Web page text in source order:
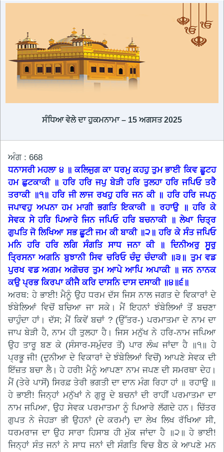
ਸੰਧਿਆ ਵੇਲੇ ਦਾ ਹੁਕਮਨਾਮਾ – 15 ਅਗਸਤ 2025
ਅੰਗ : 668
ਧਨਾਸਰੀ ਮਹਲਾ ੪ ॥ ਕਲਿਜੁਗ ਕਾ ਧਰਮੁ ਕਹਹੁ ਤੁਮ ਭਾਈ ਕਿਵ ਛੂਟਹ
ਹਮ ਛੁਟਕਾਕੀ ॥ ਹਰਿ ਹਰਿ ਜਪੁ ਬੇੜੀ ਹਰਿ ਤੁਲਹਾ ਹਰਿ ਜਪਿਓ ਤਰੈ
ਤਰਾਕੀ ॥੧॥ ਹਰਿ ਜੀ ਲਾਜ ਰਖਹੁ ਹਰਿ ਜਨ ਕੀ ॥ ਹਰਿ ਹਰਿ ਜਪਨੁ
ਜਪਾਵਹੁ ਅਪਨਾ ਹਮ ਮਾਗੀ ਭਗਤਿ ਇਕਾਕੀ ॥ ਰਹਾਉ ॥ ਹਰਿ ਕੇ
ਸੇਵਕ ਸੇ ਹਰਿ ਪਿਆਰੇ ਜਿਨ ਜਪਿਓ ਹਰਿ ਬਚਨਾਕੀ ॥ ਲੇਖਾ ਚਿਤ੍ਰ
ਗੁਪਤਿ ਜੋ ਲਿਖਿਆ ਸਭ ਛੂਟੀ ਜਮ ਕੀ ਬਾਕੀ ॥੨॥ ਹਰਿ ਕੇ ਸੰਤ ਜਪਿਓ
ਮਨਿ ਹਰਿ ਹਰਿ ਲਗਿ ਸੰਗਤਿ ਸਾਧ ਜਨਾ ਕੀ ॥ ਦਿਨੀਅਰੁ ਸੂਰੁ
ਤ੍ਰਿਸਨਾ ਅਗਨਿ ਬੁਝਾਨੀ ਸਿਵ ਚਰਿਓ ਚੰਦੁ ਚੰਦਾਕੀ ॥੩॥ ਤੁਮ ਵਡ
ਪੁਰਖ ਵਡ ਅਗਮ ਅਗੋਚਰ ਤੁਮ ਆਪੇ ਆਪਿ ਅਪਾਕੀ ॥ ਜਨ ਨਾਨਕ
ਕਉ ਪ੍ਰਭ ਕਿਰਪਾ ਕੀਜੈ ਕਰਿ ਦਾਸਨਿ ਦਾਸ ਦਸਾਕੀ ॥੪॥੬॥
ਅਰਥ: ਹੇ ਭਾਈ! ਮੈਨੂੰ ਉਹ ਧਰਮ ਦੱਸ ਜਿਸ ਨਾਲ ਜਗਤ ਦੇ ਵਿਕਾਰਾਂ ਦੇ
ਝੰਬੇਲਿਆਂ ਵਿਚੋਂ ਬਚਿਆ ਜਾ ਸਕੇ। ਮੈਂ ਇਹਨਾਂ ਝੰਬੇਲਿਆਂ ਤੋਂ ਬਚਣਾ
ਚਾਹੁੰਦਾ ਹਾਂ। ਦੱਸ; ਮੈਂ ਕਿਵੇਂ ਬਚਾਂ ? (ਉੱਤਰ-) ਪਰਮਾਤਮਾ ਦੇ ਨਾਮ ਦਾ
ਜਾਪ ਬੇੜੀ ਹੈ, ਨਾਮ ਹੀ ਤੁਲਹਾ ਹੈ। ਜਿਸ ਮਨੁੱਖ ਨੇ ਹਰਿ-ਨਾਮ ਜਪਿਆ
ਉਹ ਤਾਰੂ ਬਣ ਕੇ (ਸੰਸਾਰ-ਸਮੁੰਦਰ ਤੋਂ) ਪਾਰ ਲੰਘ ਜਾਂਦਾ ਹੈ ॥੧॥ ਹੇ
ਪ੍ਰਭੂ ਜੀ! (ਦੁਨੀਆ ਦੇ ਵਿਕਾਰਾਂ ਦੇ ਝੰਬੇਲਿਆਂ ਵਿਚੋਂ) ਆਪਣੇ ਸੇਵਕ ਦੀ
ਇੱਜ਼ਤ ਬਚਾ ਲੈ। ਹੇ ਹਰੀ! ਮੈਨੂੰ ਆਪਣਾ ਨਾਮ ਜਪਣ ਦੀ ਸਮਰਥਾ ਦੇਹ।
ਮੈਂ (ਤੇਰੇ ਪਾਸੋਂ) ਸਿਰਫ਼ ਤੇਰੀ ਭਗਤੀ ਦਾ ਦਾਨ ਮੰਗ ਰਿਹਾ ਹਾਂ ॥ ਰਹਾਉ ॥
ਹੇ ਭਾਈ! ਜਿਨ੍ਹਾਂ ਮਨੁੱਖਾਂ ਨੇ ਗੁਰੂ ਦੇ ਬਚਨਾਂ ਦੀ ਰਾਹੀਂ ਪਰਮਾਤਮਾ ਦਾ
ਨਾਮ ਜਪਿਆ, ਉਹ ਸੇਵਕ ਪਰਮਾਤਮਾ ਨੂੰ ਪਿਆਰੇ ਲੱਗਦੇ ਹਨ। ਚਿੱਤਰ
ਗੁਪਤ ਨੇ ਜੇਹੜਾ ਭੀ ਉਹਨਾਂ (ਦੇ ਕਰਮਾਂ) ਦਾ ਲੇਖ ਲਿਖ ਰੱਖਿਆ ਸੀ,
ਧਰਮਰਾਜ ਦਾ ਉਹ ਸਾਰਾ ਹਿਸਾਬ ਹੀ ਮੁੱਕ ਜਾਂਦਾ ਹੈ ॥੨॥ ਹੇ ਭਾਈ!
ਜਿਨ੍ਹਾਂ ਸੰਤ ਜਨਾਂ ਨੇ ਸਾਧ ਜਨਾਂ ਦੀ ਸੰਗਤਿ ਵਿਚ ਬੈਠ ਕੇ ਆਪਣੇ ਮਨ